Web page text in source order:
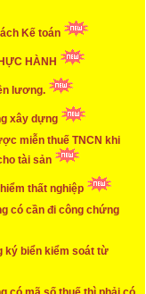
Kế toán
HÀNH
lương.
xây dựng
miễn thuế TNCN khi
tài sản
thất nghiệp
có cần đi công chứng
ký biển kiểm soát từ
HÀNH
...xem chi tiết
(thường xuyên)
báo cáo thuế
có cần đi công chứng